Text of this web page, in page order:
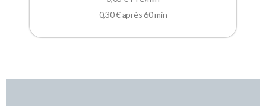
0,30 € après 60 min